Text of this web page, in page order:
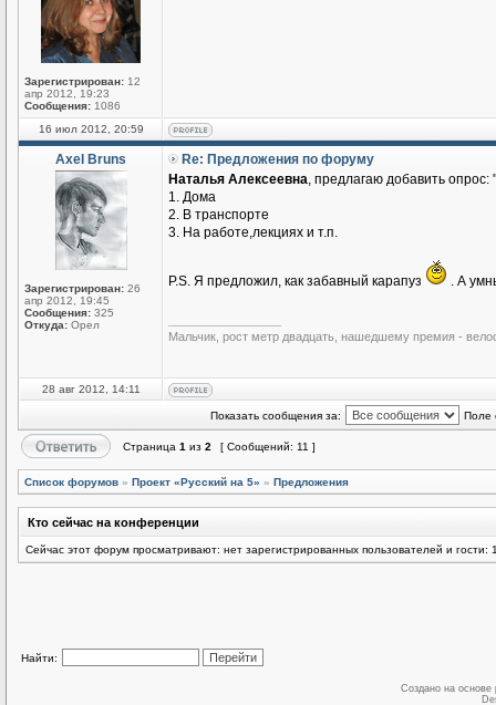
Зарегистрирован: 12
апр 2012, 19:23
Сообщения: 1086
16 июл 2012, 20:59
Axel Bruns
Зарегистрирован: 26
апр 2012, 19:45
Сообщения: 325
Откуда: Орел
Re: Предложения по форуму
Наталья Алексеевна, предлагаю добавить
1. Дома
2. В транспорте
3. На работе,лекциях и т.п.
P.S. Я предложил, как забавный карапуз . А
Мальчик, рост метр двадцать, нашедшему премия -
28 авг 2012, 14:11
Показать сообщения за: Поле
Страница 1 из 2 [ Сообщений: 11 ]
Список форумов » Проект «Русский на 5» » Предложения
Кто сейчас на конференции
Сейчас этот форум просматривают: нет зарегистрированных пользователей и гости:
Найти:
Создано на основе